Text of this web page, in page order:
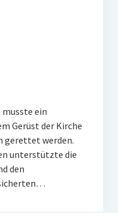
ein
Gerüst der Kirche
gerettet werden.
unterstützte die
den